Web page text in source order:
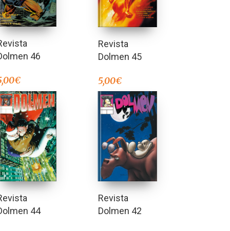
46
€
Revista
Dolmen 45
5,00€
44
Revista
Dolmen 42